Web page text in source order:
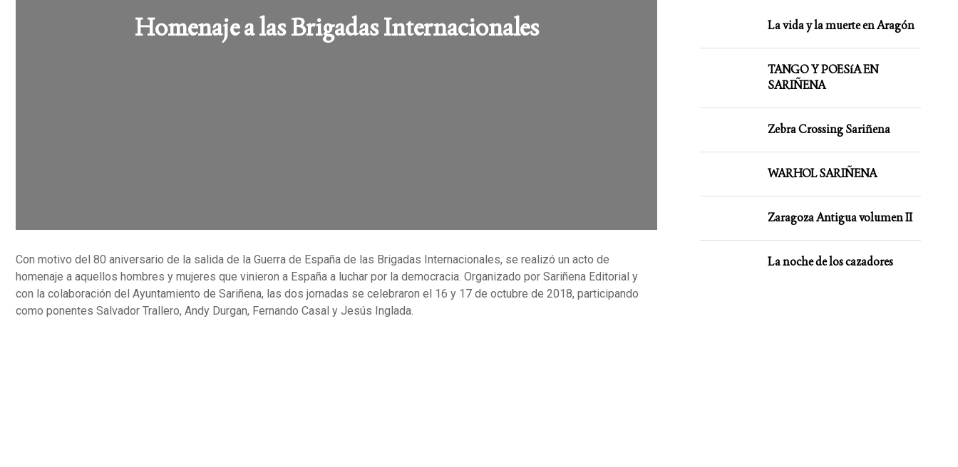
Homenaje a las Brigadas Internacionales
Con motivo del 80 aniversario de la salida de la Guerra de España de las Brigadas Internacionales, se realizó un acto de
homenaje a aquellos hombres y mujeres que vinieron a España a luchar por la democracia. Organizado por Sariñena Editorial y
con la colaboración del Ayuntamiento de Sariñena, las dos jornadas se celebraron el 16 y 17 de octubre de 2018, participando
como ponentes Salvador Trallero, Andy Durgan, Fernando Casal y Jesús Inglada.
La vida y la muerte en Aragón
TANGO Y POESíA EN
SARIÑENA
Zebra Crossing Sariñena
WARHOL SARIÑENA
Zaragoza Antigua volumen II
La noche de los cazadores